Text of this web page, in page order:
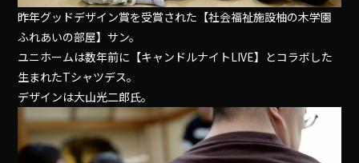
昨年グッドデザイン賞を受賞された【社会福祉施設柚の木学園
ふれあいの部屋】サン。
ユニホームは数年前に【キャンドルナイトLIVE】とコラボした
生まれたTシャツデス。
デザインは大山光二郎氏。